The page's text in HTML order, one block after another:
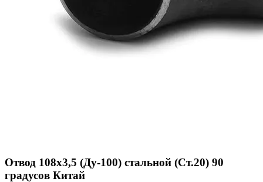
Отвод 108х3,5 (Ду-100) стальной (Ст.20) 90
градусов Китай